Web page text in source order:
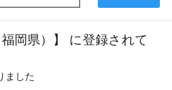
福岡県）】 に登録されて
ました